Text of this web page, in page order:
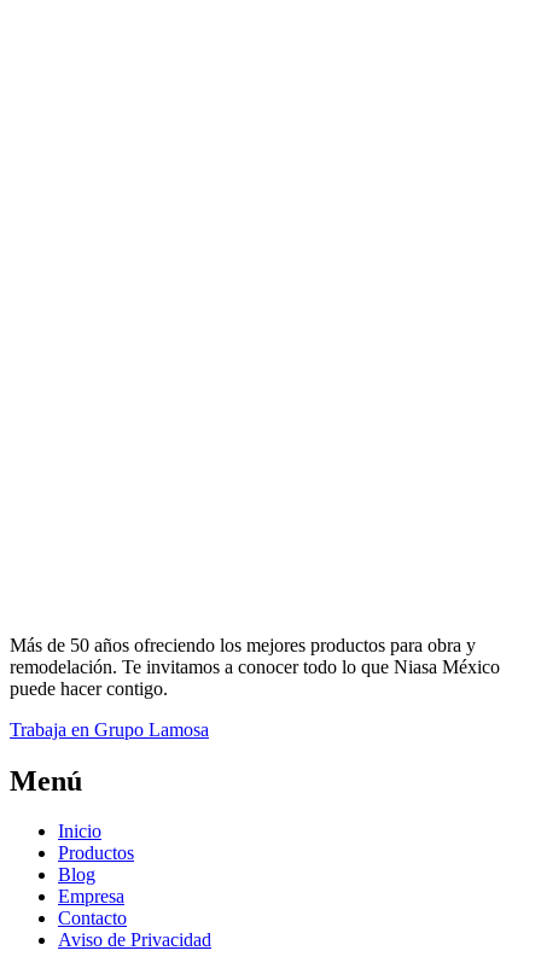
Más de 50 años ofreciendo los mejores productos para obra y
remodelación. Te invitamos a conocer todo lo que Niasa México
puede hacer contigo.
Trabaja en Grupo Lamosa
Menú
Inicio
Productos
Blog
Empresa
Contacto
Aviso de Privacidad